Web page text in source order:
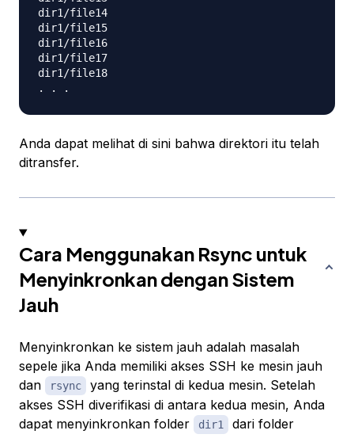
dir1/file14
dir1/file15
dir1/file16
dir1/file17
dir1/file18
Anda dapat melihat di sini bahwa direktori itu telah
ditransfer.
Cara Menggunakan Rsync untuk
Menyinkronkan dengan Sistem
Jauh
Menyinkronkan ke sistem jauh adalah masalah
sepele jika Anda memiliki akses SSH ke mesin jauh
dan
rsync
yang terinstal di kedua mesin. Setelah
akses SSH diverifikasi di antara kedua mesin, Anda
dapat menyinkronkan folder
dir1
dari folder